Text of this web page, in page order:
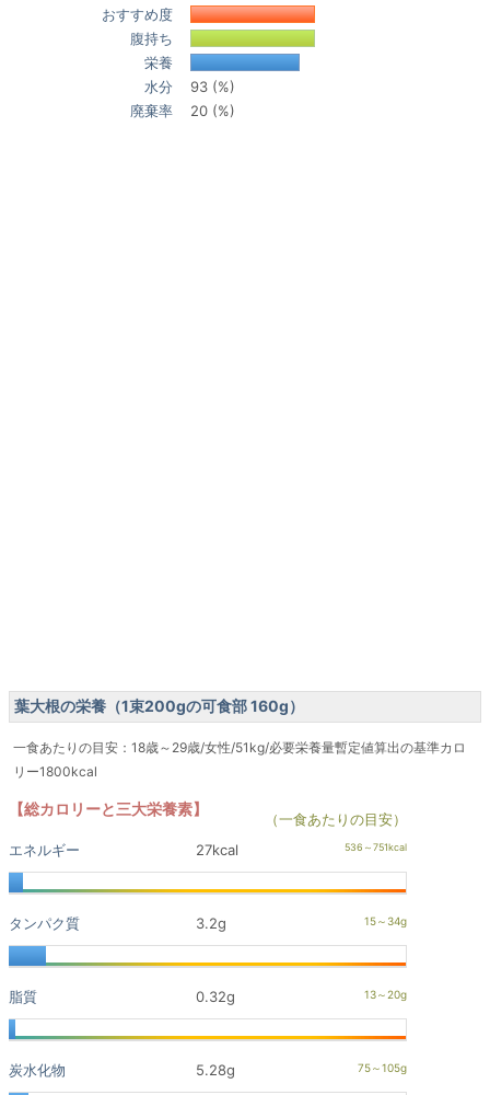
おすすめ度
腹持ち
栄養
水分
93 (%)
廃棄率
20 (%)
葉大根の栄養（1束200gの可食部 160g）
一食あたりの目安：18歳～29歳/女性/51kg/必要栄養量暫定値算出の基準カロ
リー1800kcal
【総カロリーと三大栄養素】
（一食あたりの目安）
エネルギー
27kcal
タンパク質 3.2g
脂質 0.32g
炭水化物 5.28g